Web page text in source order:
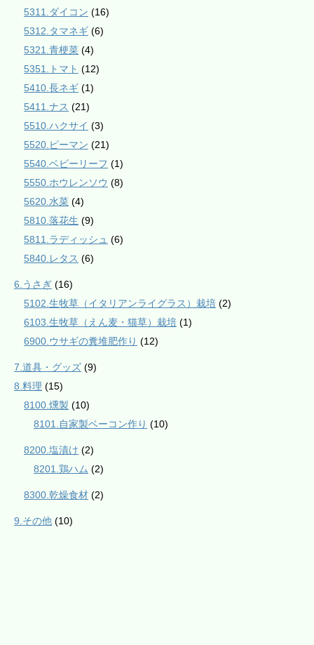
5311.ダイコン (16)
5312.タマネギ (6)
5321.青梗菜 (4)
5351.トマト (12)
5410.長ネギ (1)
5411.ナス (21)
5510.ハクサイ (3)
5520.ピーマン (21)
5540.ベビーリーフ (1)
5550.ホウレンソウ (8)
5620.水菜 (4)
5810.落花生 (9)
5811.ラディッシュ (6)
5840.レタス (6)
6.うさぎ (16)
5102.生牧草（イタリアンライグラス）栽培 (2)
6103.生牧草（えん麦・猫草）栽培 (1)
6900.ウサギの糞堆肥作り (12)
7.道具・グッズ (9)
8.料理 (15)
8100.燻製 (10)
8101.自家製ベーコン作り (10)
8200.塩漬け (2)
8201.鶏ハム (2)
8300.乾燥食材 (2)
9.その他 (10)